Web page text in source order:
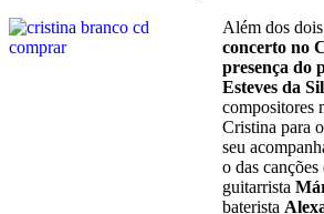
Além dos
concerto no
presença do
Esteves da
compositores
Cristina para
seu
o das
guitarrista
baterista